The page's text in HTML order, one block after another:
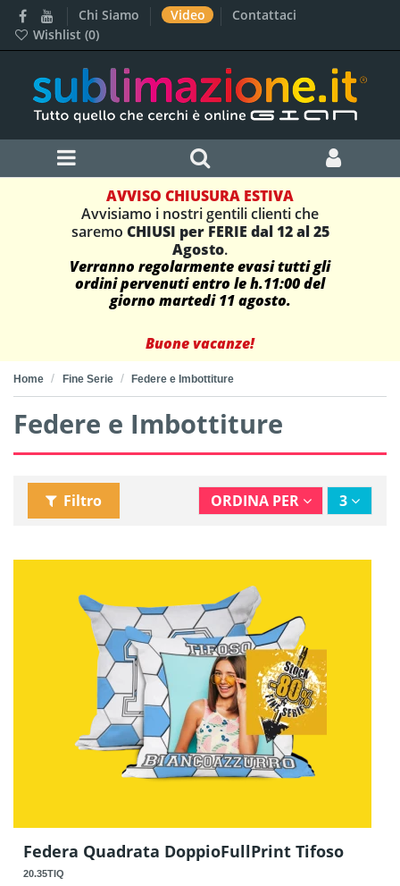
Chi Siamo Video
Contattaci
Wishlist (0)
AVVISO CHIUSURA ESTIVA
Avvisiamo i nostri gentili clienti che
saremo CHIUSI per FERIE dal 12 al 25
Agosto.
Verranno regolarmente evasi tutti gli
ordini pervenuti entro le h.11:00 del
giorno martedi 11 agosto.
Buone vacanze!
Home Fine Serie Federe e Imbottiture
Federe e Imbottiture
Filtro ORDINA PER 3
Federa Quadrata DoppioFullPrint Tifoso
20.35TIQ